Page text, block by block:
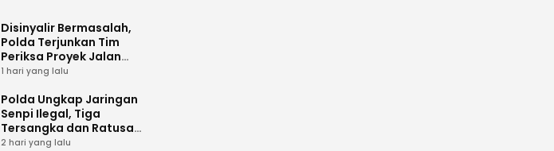
Disinyalir Bermasalah,
Polda Terjunkan Tim
Periksa Proyek Jalan
Tani di Galala
1 hari yang lalu
Polda Ungkap Jaringan
Senpi Ilegal, Tiga
Tersangka dan Ratusan
Amunisi Diamankan
2 hari yang lalu